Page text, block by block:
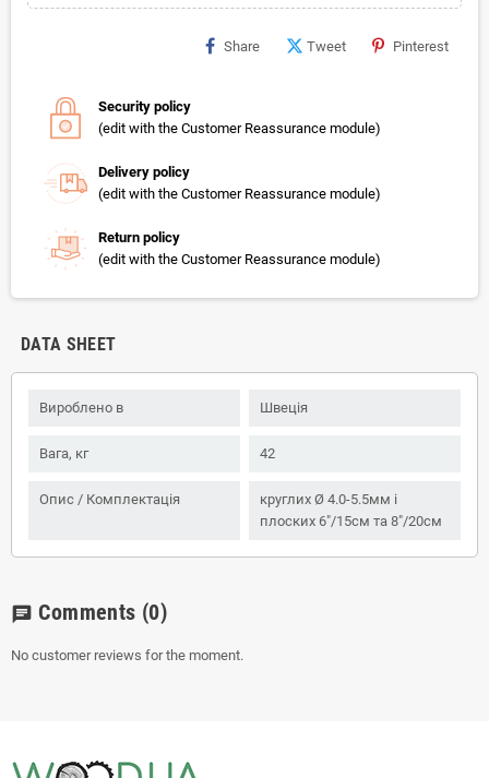
Share Tweet Pinterest
Security policy
(edit with the Customer Reassurance module)
Delivery policy
(edit with the Customer Reassurance module)
Return policy
(edit with the Customer Reassurance module)
DATA SHEET
Вироблено в Швеція
Вага, кг 42
Опис / Комплектація
круглих Ø 4.0-5.5мм і
плоских 6"/15см та 8"/20см
chat Comments (0)
No customer reviews for the moment.